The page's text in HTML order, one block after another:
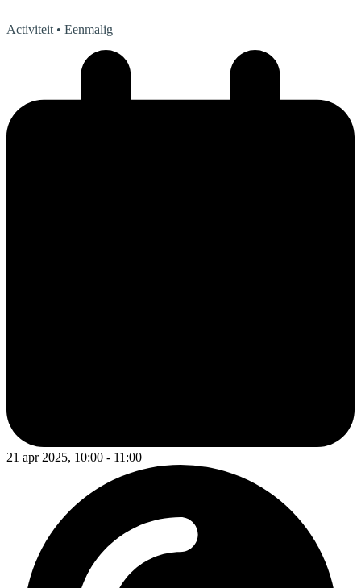
Activiteit • Eenmalig
21 apr 2025, 10:00 - 11:00